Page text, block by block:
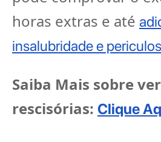
horas extras e até
insalubridade e
Saiba Mais sobre
rescisórias: Clique